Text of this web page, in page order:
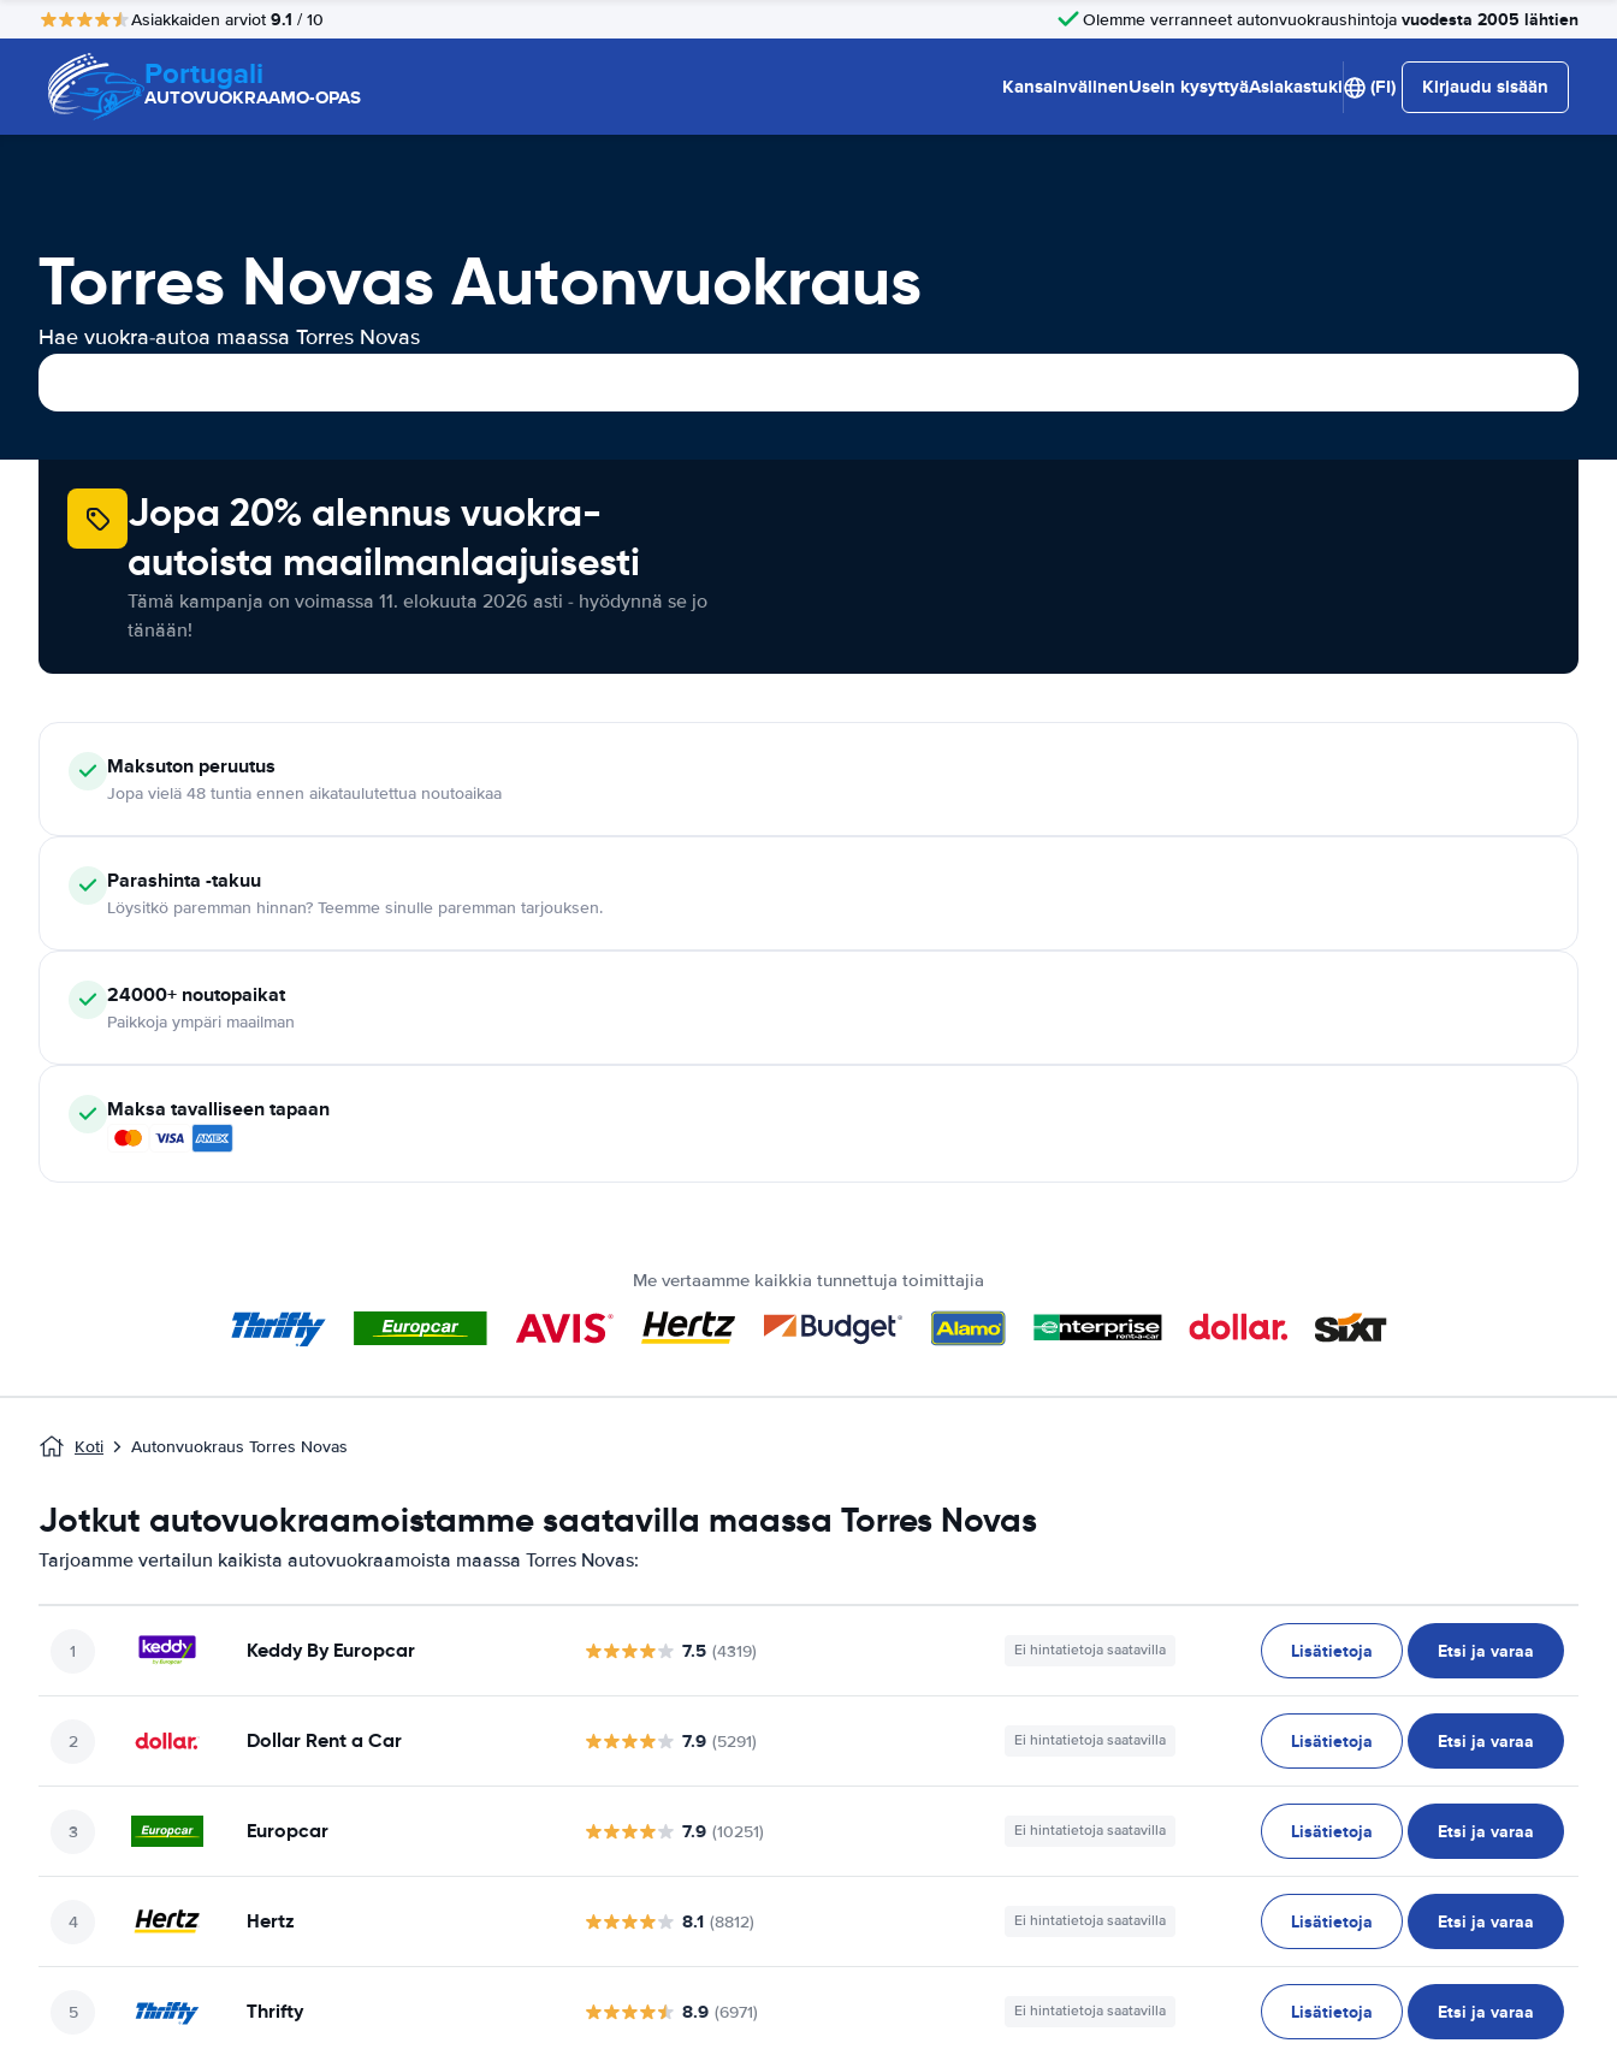
Asiakkaiden arviot 9.1 / 10 Olemme verranneet autonvuokraushintoja vuodesta 2005 lähtien
Portugali
AUTOVUOKRAAMO-OPAS KansainvälinenUsein kysyttyäAsiakastuki (FI) Kirjaudu sisään
Torres Novas Autonvuokraus
Hae vuokra-autoa maassa Torres Novas
Jopa 20% alennus vuokra-
autoista maailmanlaajuisesti
Tämä kampanja on voimassa 11. elokuuta 2026 asti - hyödynnä se jo
tänään!
Maksuton peruutus
Jopa vielä 48 tuntia ennen aikataulutettua noutoaikaa
Parashinta -takuu
Löysitkö paremman hinnan? Teemme sinulle paremman tarjouksen.
24000+ noutopaikat
Paikkoja ympäri maailman
Maksa tavalliseen tapaan
Me vertaamme kaikkia tunnettuja toimittajia
Koti Autonvuokraus Torres Novas
Jotkut autovuokraamoistamme saatavilla maassa Torres Novas
Tarjoamme vertailun kaikista autovuokraamoista maassa Torres Novas:
Keddy By Europcar 7.5 (4319) Ei hintatietoja saatavilla Lisätietoja Etsi ja varaa
Dollar Rent a Car 7.9 (5291) Ei hintatietoja saatavilla Lisätietoja Etsi ja varaa
Europcar 7.9 (10251) Ei hintatietoja saatavilla Lisätietoja Etsi ja varaa
Hertz 8.1 (8812) Ei hintatietoja saatavilla Lisätietoja Etsi ja varaa
Thrifty 8.9 (6971) Ei hintatietoja saatavilla Lisätietoja Etsi ja varaa